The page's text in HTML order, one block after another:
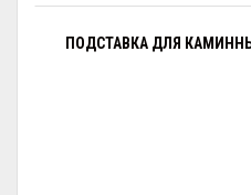
ПОДСТАВКА ДЛЯ